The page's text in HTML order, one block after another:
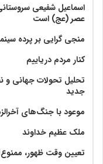
اسماعیل شفیعی
عصر (عج) است
منجی گرایی بر پرده
کنار مردم دریاییم
تحلیل تحولات جهانی
جدید
موعود با جنگ‌های
ملک عظیم خداوند
تعیین وقت ظهور،